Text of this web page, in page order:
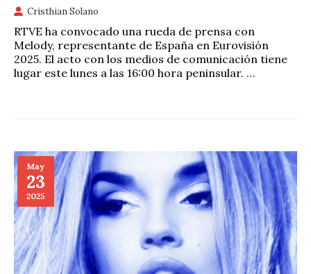
Cristhian Solano
RTVE ha convocado una rueda de prensa con
Melody, representante de España en Eurovisión
2025. El acto con los medios de comunicación tiene
lugar este lunes a las 16:00 hora peninsular. …
May
23
2025